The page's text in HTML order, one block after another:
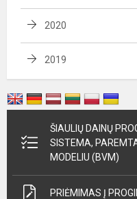
2020
2019
ŠIAULIŲ DAINŲ
SISTEMA,
MODELIU (BVM)
PRIĖMIMAS Į